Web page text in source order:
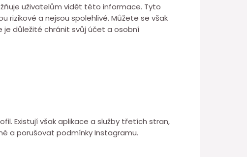
uživatelům vidět této informace. Tyto
rizikové a nejsou spolehlivé. Můžete se však
je důležité chránit svůj účet a osobní
Existují však aplikace a služby třetích stran,
a porušovat podmínky Instagramu.